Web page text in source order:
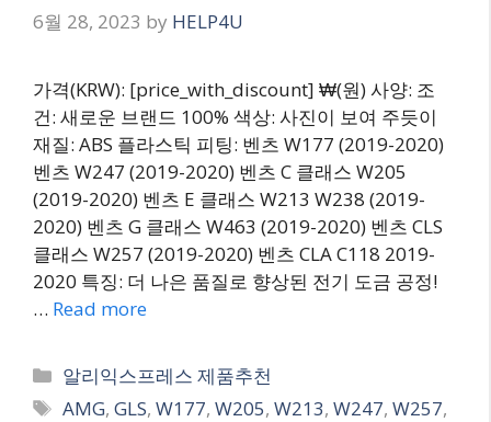
6월 28, 2023 by HELP4U
가격(KRW): [price_with_discount] ₩(원) 사양: 조
건: 새로운 브랜드 100% 색상: 사진이 보여 주듯이
재질: ABS 플라스틱 피팅: 벤츠 W177 (2019-2020)
벤츠 W247 (2019-2020) 벤츠 C 클래스 W205
(2019-2020) 벤츠 E 클래스 W213 W238 (2019-
2020) 벤츠 G 클래스 W463 (2019-2020) 벤츠 CLS
클래스 W257 (2019-2020) 벤츠 CLA C118 2019-
2020 특징: 더 나은 품질로 향상된 전기 도금 공정!
… Read more
Categories
알리익스프레스 제품추천
Tags
AMG,GLS,W177,W205,W213,W247,W257,